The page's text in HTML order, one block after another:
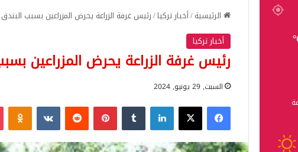
الرئيسية/أخبار تركيا/رئيس غرفة الزراعة يحرض المزراعين بسبب البندق
أخبار تركيا
رئيس غرفة الزراعة يحرض المزراعين
السبت, 29 يونيو, 2024
فيسبوك‫X لينكدإن بينتيريست